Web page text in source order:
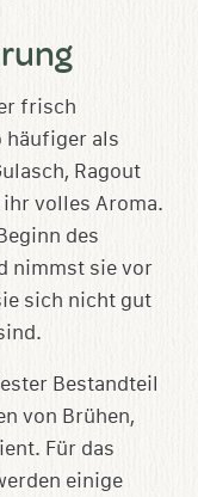
frisch
häufiger als
Ragout
volles Aroma.
des
nimmst sie vor
sich nicht gut
Bestandteil
von Brühen,
Für das
einige